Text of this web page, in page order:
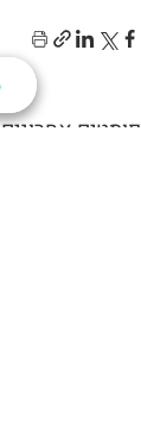
פוסטים אחרונים